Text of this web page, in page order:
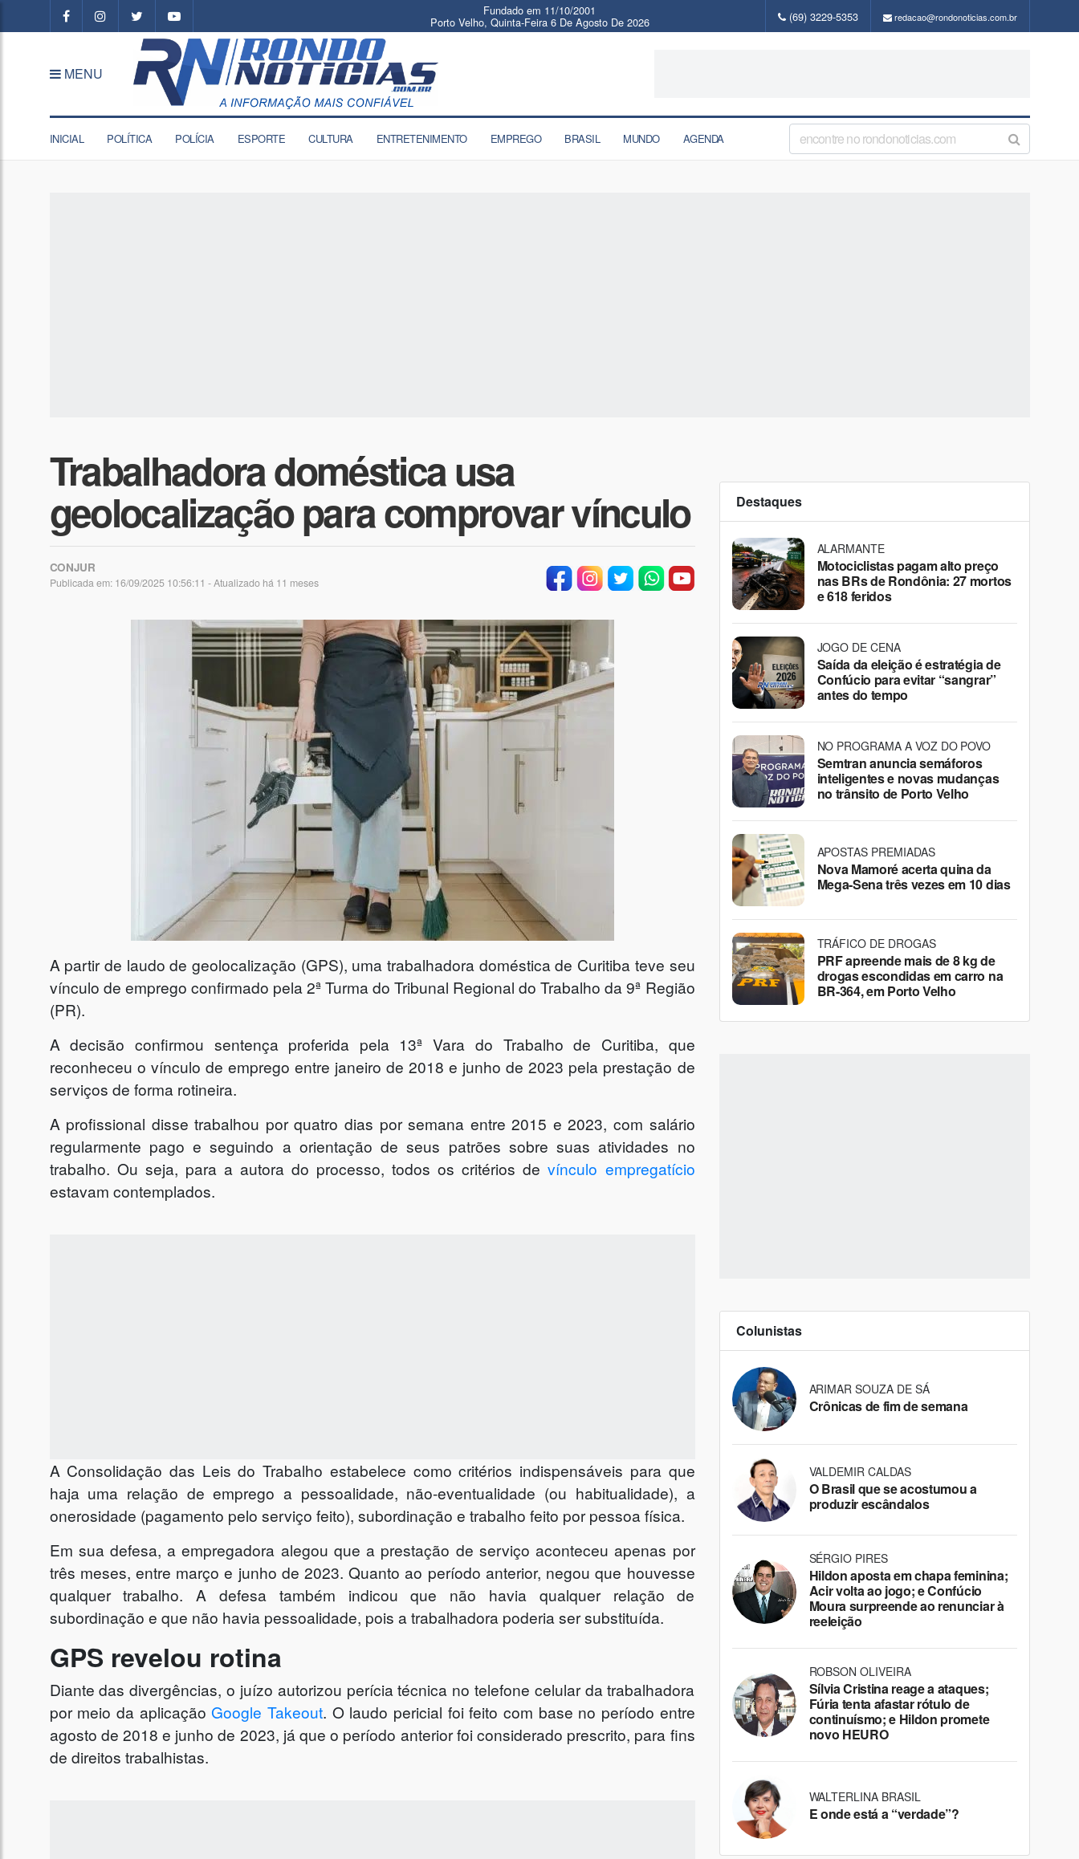
Fundado em 11/10/2001
Porto Velho, Quinta-Feira 6 De Agosto De 2026 (69) 3229-5353 redacao@rondonoticias.com.br
MENU
INICIAL POLÍTICA POLÍCIA ESPORTE CULTURA ENTRETENIMENTO EMPREGO BRASIL MUNDO AGENDA
Trabalhadora doméstica usa
geolocalização para comprovar vínculo
CONJUR
Publicada em: 16/09/2025 10:56:11 - Atualizado há 11 meses
A partir de laudo de geolocalização (GPS), uma trabalhadora doméstica de Curitiba teve seu
vínculo de emprego confirmado pela 2ª Turma do Tribunal Regional do Trabalho da 9ª Região
(PR).
A decisão confirmou sentença proferida pela 13ª Vara do Trabalho de Curitiba, que
reconheceu o vínculo de emprego entre janeiro de 2018 e junho de 2023 pela prestação de
serviços de forma rotineira.
A profissional disse trabalhou por quatro dias por semana entre 2015 e 2023, com salário
regularmente pago e seguindo a orientação de seus patrões sobre suas atividades no
trabalho. Ou seja, para a autora do processo, todos os critérios devínculo empregatício
estavam contemplados.
A Consolidação das Leis do Trabalho estabelece como critérios indispensáveis para que
haja uma relação de emprego a pessoalidade, não-eventualidade (ou habitualidade), a
onerosidade (pagamento pelo serviço feito), subordinação e trabalho feito por pessoa física.
Em sua defesa, a empregadora alegou que a prestação de serviço aconteceu apenas por
três meses, entre março e junho de 2023. Quanto ao período anterior, negou que houvesse
qualquer trabalho. A defesa também indicou que não havia qualquer relação de
subordinação e que não havia pessoalidade, pois a trabalhadora poderia ser substituída.
GPS revelou rotina
Diante das divergências, o juízo autorizou perícia técnica no telefone celular da trabalhadora
por meio da aplicação Google Takeout. O laudo pericial foi feito com base no período entre
agosto de 2018 e junho de 2023, já que o período anterior foi considerado prescrito, para fins
de direitos trabalhistas.
Destaques
ALARMANTE
Motociclistas pagam alto preço
nas BRs de Rondônia: 27 mortos
e 618 feridos
JOGO DE CENA
Saída da eleição é estratégia de
Confúcio para evitar “sangrar”
antes do tempo
NO PROGRAMA A VOZ DO POVO
Semtran anuncia semáforos
inteligentes e novas mudanças
no trânsito de Porto Velho
APOSTAS PREMIADAS
Nova Mamoré acerta quina da
Mega-Sena três vezes em 10 dias
TRÁFICO DE DROGAS
PRF apreende mais de 8 kg de
drogas escondidas em carro na
BR-364, em Porto Velho
Colunistas
ARIMAR SOUZA DE SÁ
Crônicas de fim de semana
VALDEMIR CALDAS
O Brasil que se acostumou a
produzir escândalos
SÉRGIO PIRES
Hildon aposta em chapa feminina;
Acir volta ao jogo; e Confúcio
Moura surpreende ao renunciar à
reeleição
ROBSON OLIVEIRA
Sílvia Cristina reage a ataques;
Fúria tenta afastar rótulo de
continuísmo; e Hildon promete
novo HEURO
WALTERLINA BRASIL
E onde está a “verdade”?